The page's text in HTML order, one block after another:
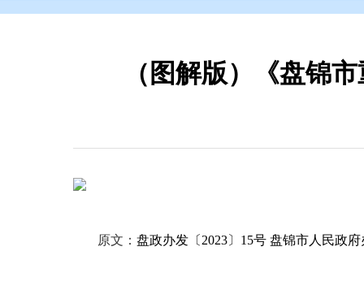
（图解版）《盘锦
原文： 盘政办发〔2023〕15号 盘锦市人民政